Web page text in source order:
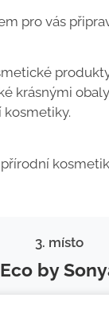
pro vás
krásnými
kosmetiky.
3. místo
Eco by